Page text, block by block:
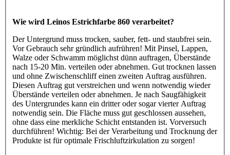
Wie wird Leinos Estrichfarbe 860 verarbeitet?
Der Untergrund muss trocken, sauber, fett- und staubfrei sein.
Vor Gebrauch sehr gründlich aufrühren! Mit Pinsel, Lappen,
Walze oder Schwamm möglichst dünn auftragen, Überstände
nach 15-20 Min. verteilen oder abnehmen. Gut trocknen lassen
und ohne Zwischenschliff einen zweiten Auftrag ausführen.
Diesen Auftrag gut verstreichen und wenn notwendig wieder
Überstände verteilen oder abnehmen. Je nach Saugfähigkeit
des Untergrundes kann ein dritter oder sogar vierter Auftrag
notwendig sein. Die Fläche muss gut geschlossen aussehen,
ohne dass eine merkliche Schicht entstanden ist. Vorversuch
durchführen! Wichtig: Bei der Verarbeitung und Trocknung der
Produkte ist für optimale Frischluftzirkulation zu sorgen!